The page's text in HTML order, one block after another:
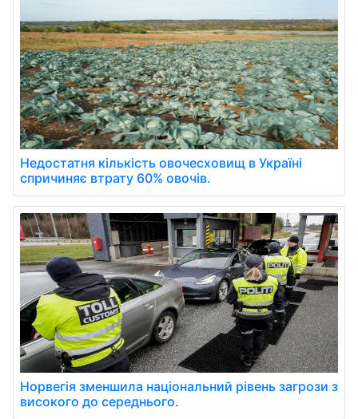
Недостатня кількість овочесховищ в Україні
спричиняє втрату 60% овочів.
Норвегія зменшила національний рівень загрози з
високого до середнього.